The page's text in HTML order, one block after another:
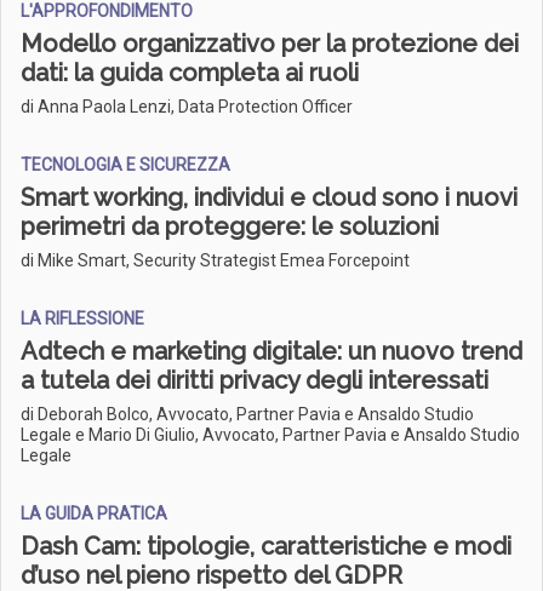
L'APPROFONDIMENTO
Modello organizzativo per la protezione dei
dati: la guida completa ai ruoli
di Anna Paola Lenzi, Data Protection Officer
TECNOLOGIA E SICUREZZA
Smart working, individui e cloud sono i nuovi
perimetri da proteggere: le soluzioni
di Mike Smart, Security Strategist Emea Forcepoint
LA RIFLESSIONE
Adtech e marketing digitale: un nuovo trend
a tutela dei diritti privacy degli interessati
di Deborah Bolco, Avvocato, Partner Pavia e Ansaldo Studio
Legale e Mario Di Giulio, Avvocato, Partner Pavia e Ansaldo Studio
Legale
LA GUIDA PRATICA
Dash Cam: tipologie, caratteristiche e modi
d’uso nel pieno rispetto del GDPR